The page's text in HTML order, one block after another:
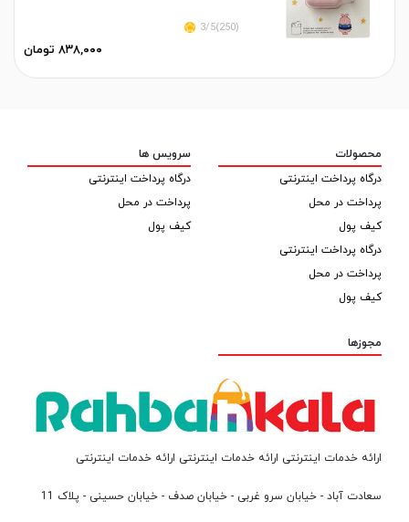
(250)3/5
۸۳۸,۰۰۰ تومان
محصولات
درگاه پرداخت اینترنتی
پرداخت در محل
کیف پول
درگاه پرداخت اینترنتی
پرداخت در محل
کیف پول
سرویس ها
درگاه پرداخت اینترنتی
پرداخت در محل
کیف پول
مجوزها
ارائه خدمات اینترنتی ارائه خدمات اینترنتی ارائه خدمات اینترنتی
سعادت آباد - خیابان سرو غربی - خیابان صدف - خیابان حسینی - پلاک 11